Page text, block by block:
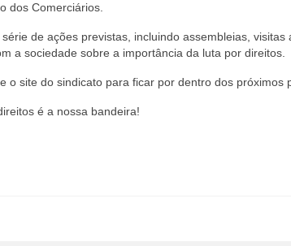
dos Comerciários.
de ações previstas, incluindo assembleias,
a sociedade sobre a importância da luta por direitos.
o site do sindicato para ficar por dentro dos próximos
é a nossa bandeira!